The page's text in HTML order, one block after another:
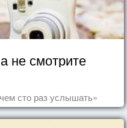
не смотрите
сто раз услышать»